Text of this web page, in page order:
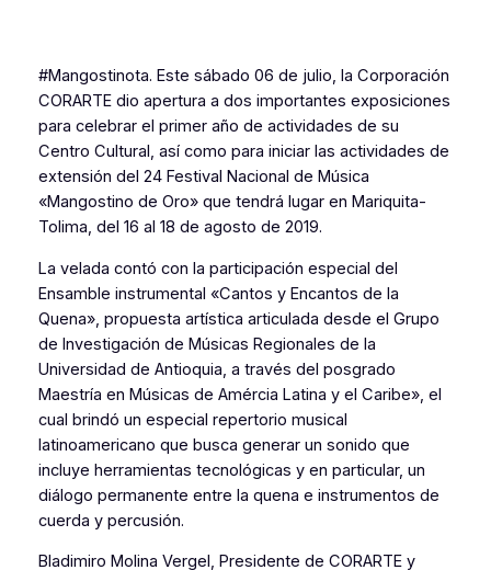
#Mangostinota. Este sábado 06 de julio, la Corporación
CORARTE dio apertura a dos importantes exposiciones
para celebrar el primer año de actividades de su
Centro Cultural, así como para iniciar las actividades de
extensión del 24 Festival Nacional de Música
«Mangostino de Oro» que tendrá lugar en Mariquita-
Tolima, del 16 al 18 de agosto de 2019.
La velada contó con la participación especial del
Ensamble instrumental «Cantos y Encantos de la
Quena», propuesta artística articulada desde el Grupo
de Investigación de Músicas Regionales de la
Universidad de Antioquia, a través del posgrado
Maestría en Músicas de Amércia Latina y el Caribe», el
cual brindó un especial repertorio musical
latinoamericano que busca generar un sonido que
incluye herramientas tecnológicas y en particular, un
diálogo permanente entre la quena e instrumentos de
cuerda y percusión.
Bladimiro Molina Vergel, Presidente de CORARTE y